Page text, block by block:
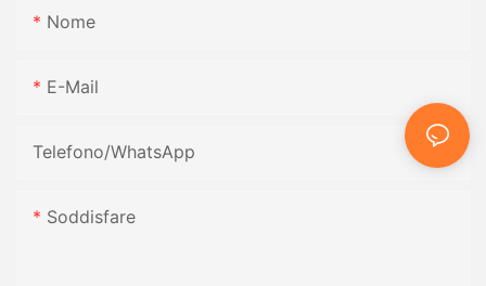
Nome
E-Mail
Telefono/WhatsApp
Soddisfare